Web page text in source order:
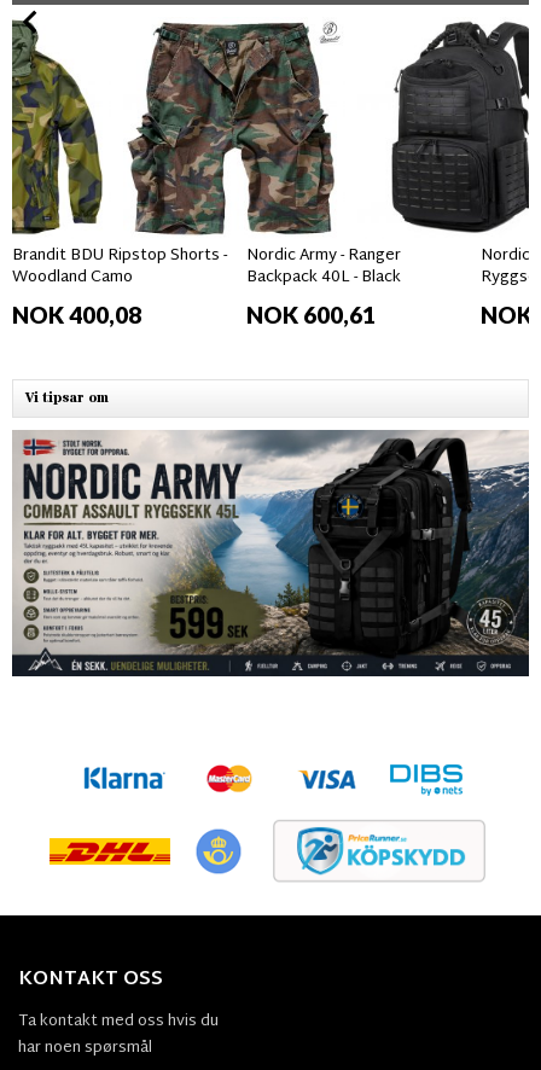
Brandit BDU Ripstop Shorts -
Woodland Camo
NOK 400,08
Nordic Army - Ranger
Backpack 40L - Black
NOK 600,61
Nordic
NOK
Vi tipsar om
KONTAKT OSS
Ta kontakt med oss hvis du
har noen spørsmål